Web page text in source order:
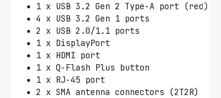
1 x USB 3.2 Gen 2 Type-A port (red)
4 x USB 3.2 Gen 1 ports
2 x USB 2.0/1.1 ports
1 x DisplayPort
1 x HDMI port
1 x Q-Flash Plus button
1 x RJ-45 port
2 x SMA antenna connectors (2T2R)